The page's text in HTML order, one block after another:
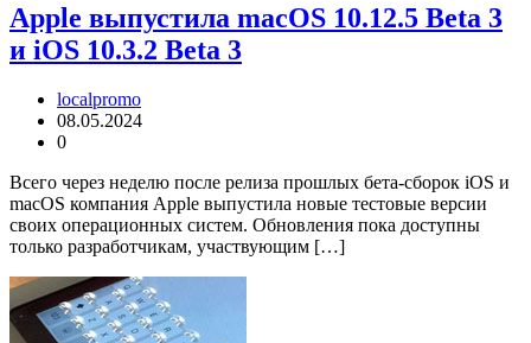
Apple выпустила macOS 10.12.5 Beta 3
и iOS 10.3.2 Beta 3
localpromo
08.05.2024
0
Всего через неделю после релиза прошлых бета-сборок iOS и
macOS компания Apple выпустила новые тестовые версии
своих операционных систем. Обновления пока доступны
только разработчикам, участвующим […]